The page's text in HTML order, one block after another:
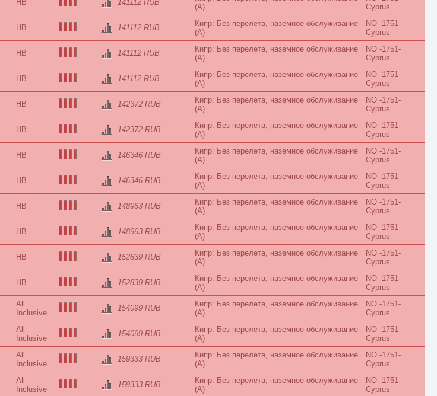
Main Building
Maisonette
Marina View
Mountain View
No Air Conditioner
Ocean
Overwater
Pavillion
Penthouse
Pool
Premium
Presidential
Prestige
Private
Reserve
Residence
River View
Rooftop
Royal
Small
Spa Bath
Standard
Studio
HB 141112 RUB
(A)
Cyprus
HB 141112 RUB
Кипр: Без перелета, наземное обслуживание
(A)
NO -1751-
Cyprus
HB 141112 RUB
Кипр: Без перелета, наземное обслуживание
(A)
NO -1751-
Cyprus
HB 141112 RUB
Кипр: Без перелета, наземное обслуживание
(A)
NO -1751-
Cyprus
HB 142372 RUB
Кипр: Без перелета, наземное обслуживание
(A)
NO -1751-
Cyprus
HB 142372 RUB
Кипр: Без перелета, наземное обслуживание
(A)
NO -1751-
Cyprus
HB 146346 RUB
Кипр: Без перелета, наземное обслуживание
(A)
NO -1751-
Cyprus
HB 146346 RUB
Кипр: Без перелета, наземное обслуживание
(A)
NO -1751-
Cyprus
HB 148963 RUB
Кипр: Без перелета, наземное обслуживание
(A)
NO -1751-
Cyprus
HB 148963 RUB
Кипр: Без перелета, наземное обслуживание
(A)
NO -1751-
Cyprus
HB 152839 RUB
Кипр: Без перелета, наземное обслуживание
(A)
NO -1751-
Cyprus
HB 152839 RUB
Кипр: Без перелета, наземное обслуживание
(A)
NO -1751-
Cyprus
All
Inclusive
154099 RUB
Кипр: Без перелета, наземное обслуживание
(A)
NO -1751-
Cyprus
All
Inclusive
154099 RUB
Кипр: Без перелета, наземное обслуживание
(A)
NO -1751-
Cyprus
All
Inclusive
159333 RUB
Кипр: Без перелета, наземное обслуживание
(A)
NO -1751-
Cyprus
All
Inclusive
159333 RUB
Кипр: Без перелета, наземное обслуживание
(A)
NO -1751-
Cyprus